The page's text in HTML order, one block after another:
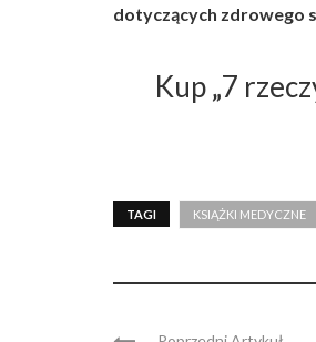
dotyczących zdrowego
Kup „7
TAGI KSIĄŻKI MEDYCZNE